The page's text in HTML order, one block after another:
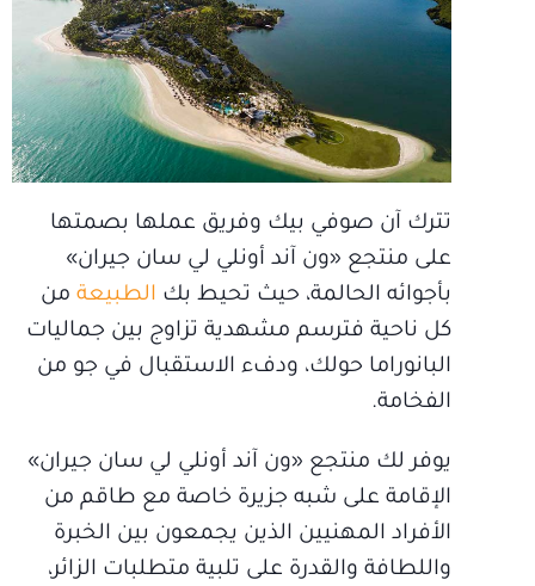
تترك آن صوفي بيك وفريق عملها بصمتها
على منتجع «ون آند أونلي لي سان جيران»
بأجوائه الحالمة، حيث تحيط بك الطبيعة من
كل ناحية فترسم مشهدية تزاوج بين جماليات
البانوراما حولك، ودفء الاستقبال في جو من
الفخامة.
يوفر لك منتجع «ون آند أونلي لي سان جيران»
الإقامة على شبه جزيرة خاصة مع طاقم من
الأفراد المهنيين الذين يجمعون بين الخبرة
واللطافة والقدرة على تلبية متطلبات الزائر،